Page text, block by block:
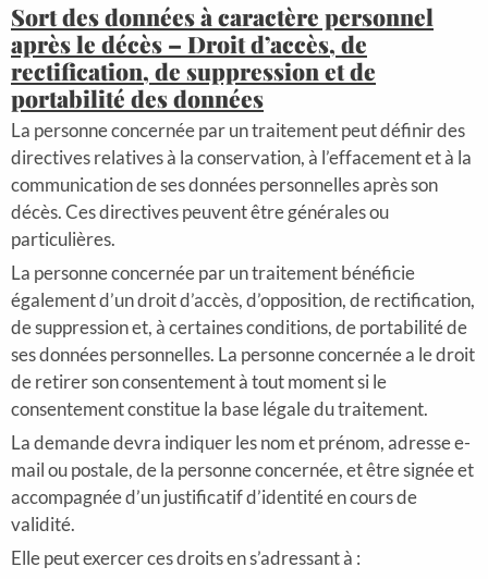
Sort des données à caractère personnel
après le décès – Droit d’accès, de
rectification, de suppression et de
portabilité des données
La personne concernée par un traitement peut définir des
directives relatives à la conservation, à l’effacement et à la
communication de ses données personnelles après son
décès. Ces directives peuvent être générales ou
particulières.
La personne concernée par un traitement bénéficie
également d’un droit d’accès, d’opposition, de rectification,
de suppression et, à certaines conditions, de portabilité de
ses données personnelles. La personne concernée a le droit
de retirer son consentement à tout moment si le
consentement constitue la base légale du traitement.
La demande devra indiquer les nom et prénom, adresse e-
mail ou postale, de la personne concernée, et être signée et
accompagnée d’un justificatif d’identité en cours de
validité.
Elle peut exercer ces droits en s’adressant à :